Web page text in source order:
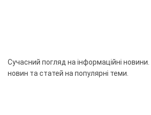
Сучасний погляд на інформаційні новини.
новин та статей на популярні теми.